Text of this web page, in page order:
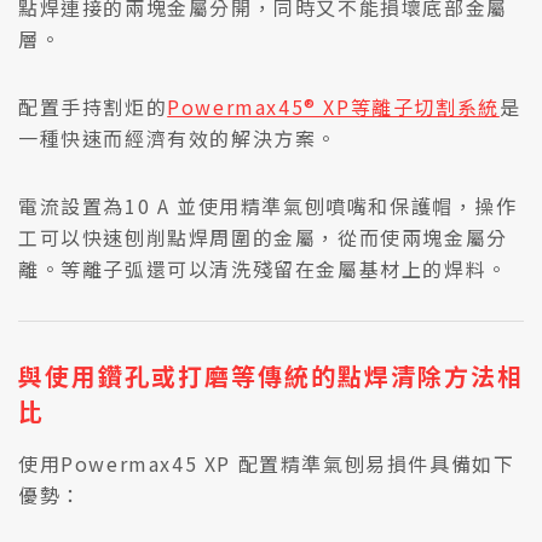
點焊連接的兩塊金屬分開，同時又不能損壞底部金屬
層。
配置手持割炬的Powermax45® XP等離子切割系統是
一種快速而經濟有效的解決方案。
電流設置為10 A 並使用精準氣刨噴嘴和保護帽，操作
工可以快速刨削點焊周圍的金屬，從而使兩塊金屬分
離。等離子弧還可以清洗殘留在金屬基材上的焊料。
與使用鑽孔或打磨等傳統的點焊清除方法相
比
使用Powermax45 XP 配置精準氣刨易損件具備如下
優勢：